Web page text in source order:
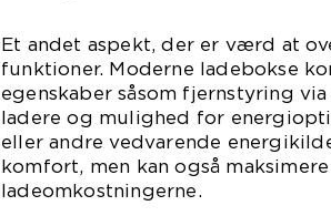
Et andet aspekt, der er værd at
funktioner. Moderne ladebokse
egenskaber såsom fjernstyring
ladere og mulighed for
eller andre vedvarende
komfort, men kan også
ladeomkostningerne.